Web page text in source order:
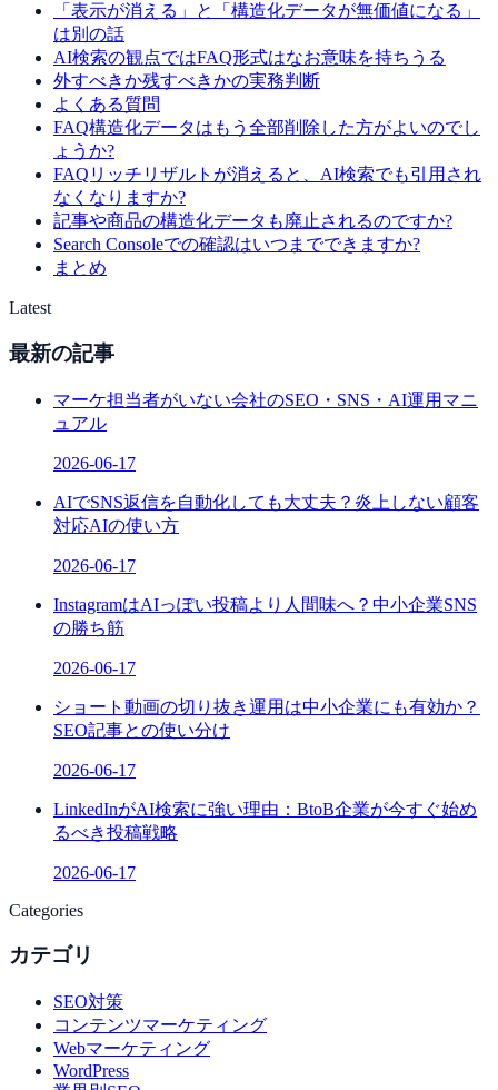
「表示が消える」と「構造化データが無価値になる」
は別の話
AI検索の観点ではFAQ形式はなお意味を持ちうる
外すべきか残すべきかの実務判断
よくある質問
FAQ構造化データはもう全部削除した方がよいのでし
ょうか?
FAQリッチリザルトが消えると、AI検索でも引用され
なくなりますか?
記事や商品の構造化データも廃止されるのですか?
Search Consoleでの確認はいつまでできますか?
まとめ
Latest
最新の記事
マーケ担当者がいない会社のSEO・SNS・AI運用マニ
ュアル
2026-06-17
AIでSNS返信を自動化しても大丈夫？炎上しない顧客
対応AIの使い方
2026-06-17
InstagramはAIっぽい投稿より人間味へ？中小企業SNS
の勝ち筋
2026-06-17
ショート動画の切り抜き運用は中小企業にも有効か？
SEO記事との使い分け
2026-06-17
LinkedInがAI検索に強い理由：BtoB企業が今すぐ始め
るべき投稿戦略
2026-06-17
Categories
カテゴリ
SEO対策
コンテンツマーケティング
Webマーケティング
WordPress